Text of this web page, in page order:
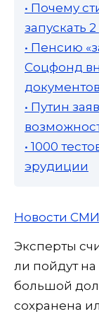
• Почему
запускать
• Пенсию
Соцфонд
документов
• Путин
• 1000
эрудиции
Новости
Эксперты
ли пойдут
большой
сохранена